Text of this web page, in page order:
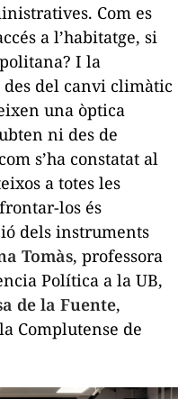
Com es
a l’habitatge, si
I la
del canvi climàtic
una òptica
ni des de
s’ha constatat al
a totes les
los és
dels instruments
Tomàs, professora
Política a la UB,
de la Fuente,
Complutense de